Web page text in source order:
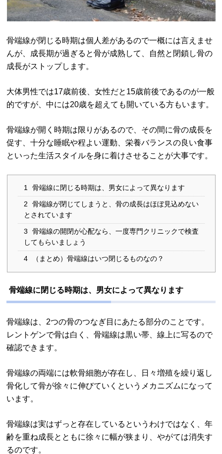
骨端線が閉じる時期は個人差があるので一概には言えませ
んが、成長期が過ぎると骨が成熟して、自然と閉鎖し骨の
成長がストップします。
大体男性では17歳前後、女性だと15歳前後であるのが一般
的ですが、中には20歳を超えても開いている方もいます。
骨端線が開く時期は限りがあるので、その間に骨の成長を
促す、十分な睡眠や程よい運動、栄養バランスの良い食事
といった生活スタイルを身に着けさせることが大事です。
1 骨端線に閉じる時期は、男女によって異なります
2
骨端線が閉じてしまうと、骨の成長はほぼ見込めない
とされています
3
骨端線の開閉が心配なら、一度専門クリニックで検査
してもらいましょう
4 （まとめ）骨端線はいつ閉じるものなの？
骨端線に閉じる時期は、男女によって異なります
骨端線は、2つの骨のつなぎ目にあたる部分のことです。
レントゲンで骨は白く、骨端線は黒い帯、線上に写るので
確認できます。
骨端線の両端には軟骨細胞が存在し、日々増殖を繰り返し
骨化して骨が徐々に伸びていくというメカニズムになって
います。
骨端線は実はずっと存在しているというわけではなく、年
齢を重ね成長とともに徐々に幅が狭まり、やがては消失す
るのです。